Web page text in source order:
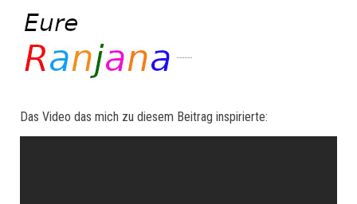
Das Video das mich zu diesem Beitrag inspirierte: